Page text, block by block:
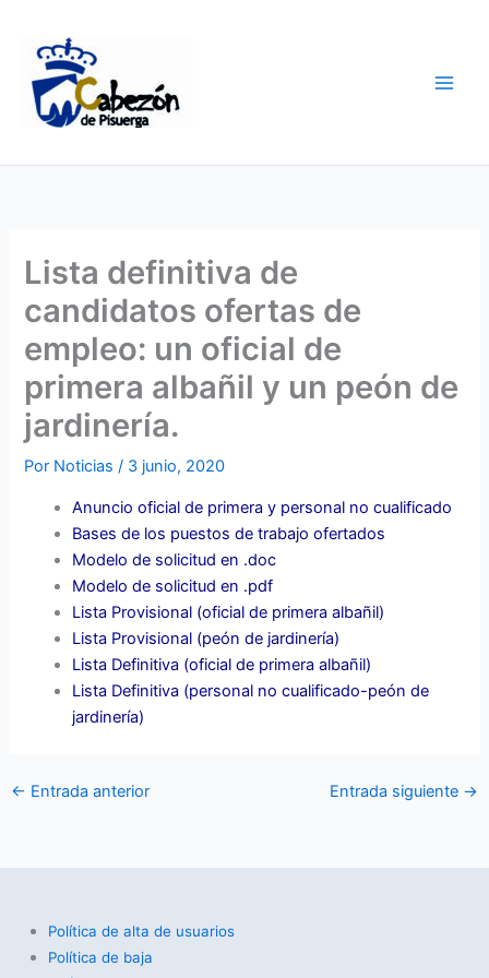
contenido
Lista definitiva de
candidatos ofertas de
empleo: un oficial de
primera albañil y un peón de
jardinería.
Por Noticias/ 3 junio, 2020
Anuncio oficial de primera y personal no cualificado
Bases de los puestos de trabajo ofertados
Modelo de solicitud en .doc
Modelo de solicitud en .pdf
Lista Provisional (oficial de primera albañil)
Lista Provisional (peón de jardinería)
Lista Definitiva (oficial de primera albañil)
Lista Definitiva (personal no cualificado-peón de
jardinería)
← Entrada anterior Entrada siguiente →
Política de alta de usuarios
Política de baja